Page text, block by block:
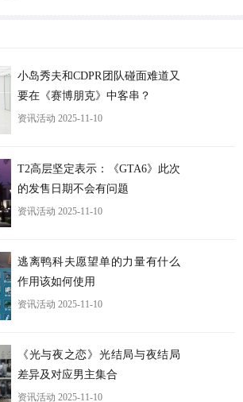
小岛秀夫和CDPR团队碰面难道又
要在《赛博朋克》中客串？
资讯活动 2025-11-10
T2高层坚定表示：《GTA6》此次
的发售日期不会有问题
资讯活动 2025-11-10
逃离鸭科夫愿望单的力量有什么
作用该如何使用
资讯活动 2025-11-10
《光与夜之恋》光结局与夜结局
差异及对应男主集合
资讯活动 2025-11-10